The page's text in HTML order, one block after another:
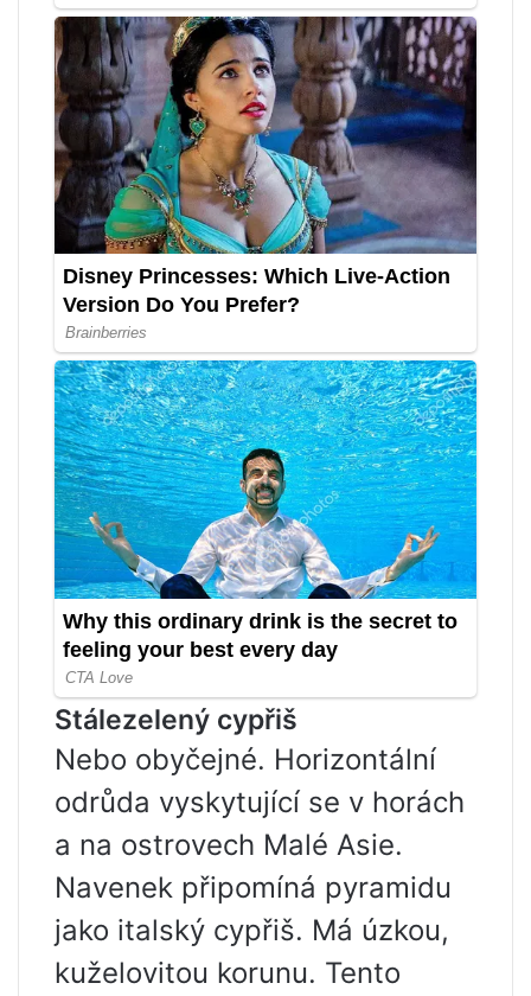
Stálezelený cypřiš
Nebo obyčejné. Horizontální
odrůda vyskytující se v horách
a na ostrovech Malé Asie.
Navenek připomíná pyramidu
jako italský cypřiš. Má úzkou,
kuželovitou korunu. Tento